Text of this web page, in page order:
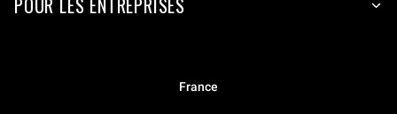
POUR LES ENTREPRISES
France